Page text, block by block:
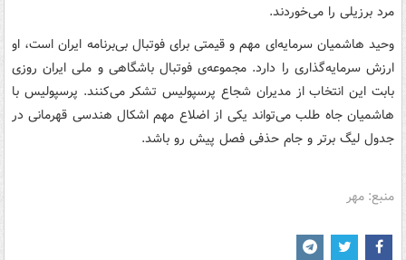
مرد برزیلی را می‌خوردند.
وحید هاشمیان سرمایه‌ای مهم و قیمتی برای فوتبال بی‌برنامه ایران است، او
ارزش سرمایه‌گذاری را دارد. مجموعه‌ی فوتبال باشگاهی و ملی ایران روزی
بابت این انتخاب از مدیران شجاع پرسپولیس تشکر می‌کنند. پرسپولیس با
هاشمیان جاه طلب می‌تواند یکی از اضلاع مهم اشکال هندسی قهرمانی در
جدول لیگ برتر و جام حذفی فصل پیش رو باشد.
منبع: مهر